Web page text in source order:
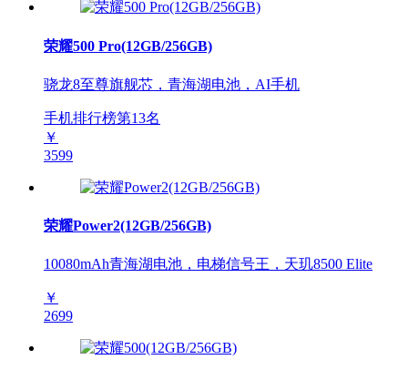
荣耀500 Pro(12GB/256GB)
骁龙8至尊旗舰芯，青海湖电池，AI手机
手机排行榜第13名
￥
3599
荣耀Power2(12GB/256GB)
10080mAh青海湖电池，电梯信号王，天玑8500 Elite
￥
2699